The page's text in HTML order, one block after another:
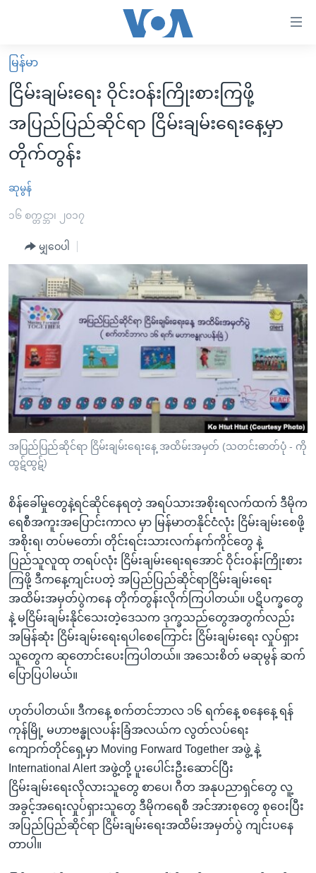
လွယ်ကူ
စေ
သည့်
Link
များ
ပင်မ
အကြောင်းအရာ
ကျော်
ကြည့်
ပင်မ
အ
ညွန်း
စာမျက်နှာ
သို့
ကျော်
ကြည့်
ရန်
ရှာဖွေ
သို့
ကျော်
ရန်
မူလစာမျက်နှာ
မြန်မာ
ကမ္ဘာ့သတင်းများ
နိုင်ငံတကာ
အစ္စရေး-ပါလက်စတိုင်း
ဗွီဒီယို
အင်္ဂလိပ်စာလေ့လာမယ်
အမေရိကန်သုံးအီဒီယံ
မကြေးမုံရဲ့ အင်္ဂလိပ်စာ
ရုပ်ရှင်ထဲက အင်္ဂလိပ်စာ
သုတပဒေသာ အင်္ဂလိပ်စာ
အပတ်စဉ်ကဏ္ဍများ
ရေဒီယို
တီဗွီ
ရေဒီယိုနှင့်ရုပ်သံ အချက်အလက်များ
ရေဒီယို/တီဗွီအစီအစဉ်
Learning English
ဗွီအိုအေ လူမှုကွန်ယက်များ
ဘာသာစကားများ
မြန်မာ
ငြိမ်းချမ်းရေး ဝိုင်းဝန်းကြိုးစားကြဖို့
အပြည်ပြည်ဆိုင်ရာ ငြိမ်းချမ်းရေးနေ့မှာ
တိုက်တွန်း
ဆုမွန်
၁၆ စက္တင္ဘာ၊ ၂၀၁၇
မျှဝေပါ
အပြည်ပြည်ဆိုင်ရာ ငြိမ်းချမ်းရေးနေ့ အထိမ်းအမှတ် (သတင်းဓာတ်ပုံ - ကို
ထွဋ်ထွဋ်)
စိန်ခေါ်မှုတွေနဲ့ရင်ဆိုင်နေရတဲ့ အရပ်သားအစိုးရလက်ထက် ဒီမိုက
ရေစီအကူးအပြောင်းကာလ မှာ မြန်မာတနိုင်ငံလုံး ငြိမ်းချမ်းစေဖို့
အစိုးရ၊ တပ်မတော်၊ တိုင်းရင်းသားလက်နက်ကိုင်တွေ နဲ့
ပြည်သူလူထု တရပ်လုံး ငြိမ်းချမ်းရေးရအောင် ဝိုင်းဝန်းကြိုးစား
ကြဖို့ ဒီကနေ့ကျင်းပတဲ့ အပြည်ပြည်ဆိုင်ရာငြိမ်းချမ်းရေး
အထိမ်းအမှတ်ပွဲကနေ တိုက်တွန်းလိုက်ကြပါတယ်။ ပဋိပက္ခတွေ
နဲ့ မငြိမ်းချမ်းနိုင်သေးတဲ့ဒေသက ဒုက္ခသည်တွေအတွက်လည်း
အမြန်ဆုံး ငြိမ်းချမ်းရေးရပါစေကြောင်း ငြိမ်းချမ်းရေး လှုပ်ရှား
သူတွေက ဆုတောင်းပေးကြပါတယ်။ အသေးစိတ် မဆုမွန် ဆက်
ပြောပြပါမယ်။
ဟုတ်ပါတယ်။ ဒီကနေ့ စက်တင်ဘာလ ၁၆ ရက်နေ့ စနေနေ့ ရန်
ကုန်မြို့ မဟာဗန္ဓုလပန်းခြံအလယ်က လွတ်လပ်ရေး
ကျောက်တိုင်ရှေ့မှာ Moving Forward Together အဖွဲ့ နဲ့
International Alert အဖွဲ့တို့ ပူးပေါင်းဦးဆောင်ပြီး
ငြိမ်းချမ်းရေးလိုလားသူတွေ စာပေ၊ ဂီတ အနုပညာရှင်တွေ လူ့
အခွင့်အရေးလှုပ်ရှားသူတွေ ဒီမိုကရေစီ အင်အားစုတွေ စုဝေးပြီး
အပြည်ပြည်ဆိုင်ရာ ငြိမ်းချမ်းရေးအထိမ်းအမှတ်ပွဲ ကျင်းပနေ
တာပါ။